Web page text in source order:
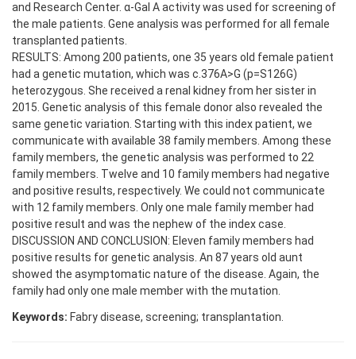
and Research Center. α-Gal A activity was used for screening of
the male patients. Gene analysis was performed for all female
transplanted patients.
RESULTS: Among 200 patients, one 35 years old female patient
had a genetic mutation, which was c.376A>G (p=S126G)
heterozygous. She received a renal kidney from her sister in
2015. Genetic analysis of this female donor also revealed the
same genetic variation. Starting with this index patient, we
communicate with available 38 family members. Among these
family members, the genetic analysis was performed to 22
family members. Twelve and 10 family members had negative
and positive results, respectively. We could not communicate
with 12 family members. Only one male family member had
positive result and was the nephew of the index case.
DISCUSSION AND CONCLUSION: Eleven family members had
positive results for genetic analysis. An 87 years old aunt
showed the asymptomatic nature of the disease. Again, the
family had only one male member with the mutation.
Keywords: Fabry disease, screening; transplantation.